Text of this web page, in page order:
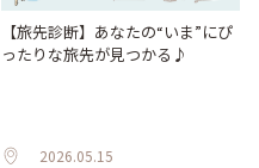
【旅先診断】あなたの“いま”にぴ
ったりな旅先が見つかる♪
2026.05.15